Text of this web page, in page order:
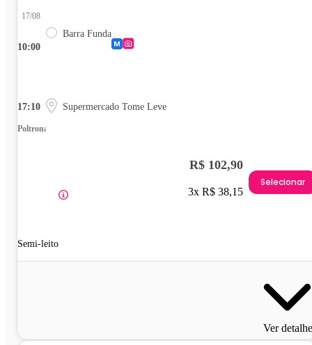
10:00
17/08
Barra Funda
17:10 Supermercado Tome Leve
Poltrona
Semi-leito
R$ 102,90
3x R$ 38,15
Selecionar
Ver